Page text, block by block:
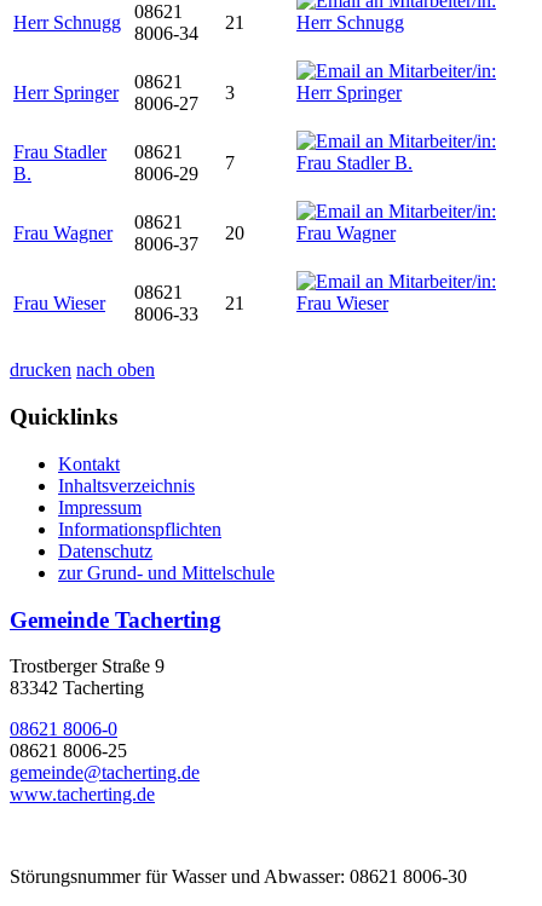
Herr Schnugg
08621
8006-34
21
Herr Springer
08621
8006-27
3
Frau Stadler
B.
08621
8006-29
7
Frau Wagner
08621
8006-37
20
Frau Wieser
08621
8006-33
21
drucken nach oben
Quicklinks
Kontakt
Inhaltsverzeichnis
Impressum
Informationspflichten
Datenschutz
zur Grund- und Mittelschule
Gemeinde Tacherting
Trostberger Straße 9
83342 Tacherting
08621 8006-0
08621 8006-25
gemeinde@tacherting.de
www.tacherting.de
Störungsnummer für Wasser und Abwasser: 08621 8006-30